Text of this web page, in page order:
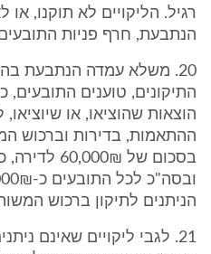
רגיל. הליקויים לא תוקנו, או
הנתבעת, חרף פניות
20. משלא עמדה הנתבעת
התיקונים, טוענים התובעים,
הוצאות שהוציאו, או שיוציאו,
ההתאמות, בדירות וברכוש
בסכום של
הניתנים לתיקון ברכוש המשותף
21. לגבי ליקויים שאינם